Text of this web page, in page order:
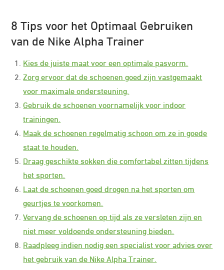
8 Tips voor het Optimaal Gebruiken
van de Nike Alpha Trainer
Kies de juiste maat voor een optimale pasvorm.
Zorg ervoor dat de schoenen goed zijn vastgemaakt
voor maximale ondersteuning.
Gebruik de schoenen voornamelijk voor indoor
trainingen.
Maak de schoenen regelmatig schoon om ze in goede
staat te houden.
Draag geschikte sokken die comfortabel zitten tijdens
het sporten.
Laat de schoenen goed drogen na het sporten om
geurtjes te voorkomen.
Vervang de schoenen op tijd als ze versleten zijn en
niet meer voldoende ondersteuning bieden.
Raadpleeg indien nodig een specialist voor advies over
het gebruik van de Nike Alpha Trainer.